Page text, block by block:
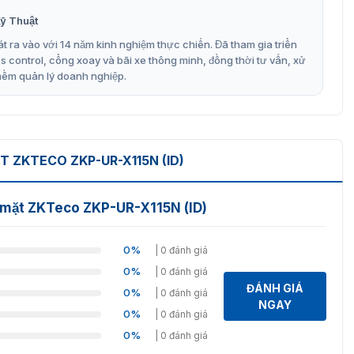
ZKP-UR-X115N (ID)
hình ảnh giả mạo. Bởi vậy, sự ra đời của máy chấm
kế hiện đại – đột phá
(ID) là một trong những giải pháp bước ngoặt cho việc
sang trọng – đặc biệt với công thức đổi mới, sáng tạo
(ID) nổi bật được ứng dụng phù hợp với mọi không
Thuật
ra vào với 14 năm kinh nghiệm thực chiến. Đã tham gia triển
control, cổng xoay và bãi xe thông minh, đồng thời tư vấn, xử
quản lý doanh nghiệp.
ZKTECO ZKP-UR-X115N (ID)
ZKTeco ZKP-UR-X115N (ID)
0% | 0 đánh giá
0% | 0 đánh giá
0% | 0 đánh giá
0% | 0 đánh giá
0% | 0 đánh giá
ĐÁNH GIÁ
NGAY